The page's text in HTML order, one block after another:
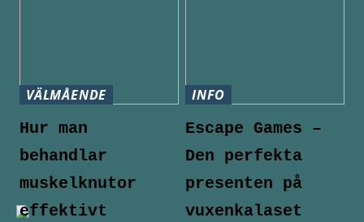
VÄLMÅENDE
Hur man
behandlar
muskelknutor
effektivt
INFO
Escape Games –
Den perfekta
presenten på
vuxenkalaset